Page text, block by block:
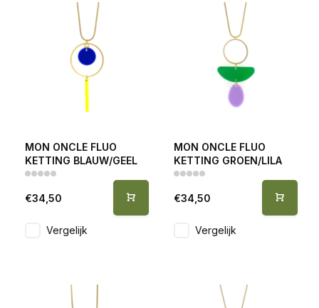
MON ONCLE FLUO
KETTING BLAUW/GEEL
€34,50
Vergelijk
MON ONCLE FLUO
KETTING GROEN/LILA
€34,50
Vergelijk